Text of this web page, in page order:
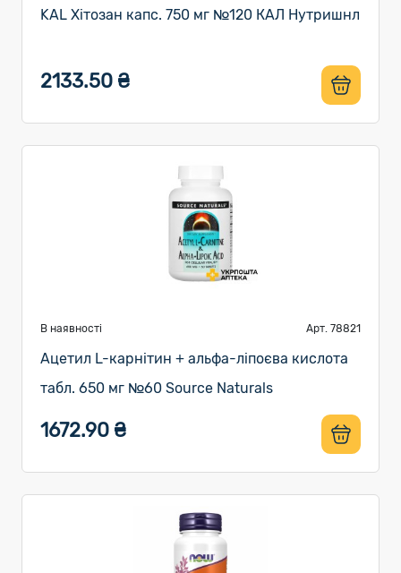
KAL Хітозан капс. 750 мг №120 КАЛ Нутришнл
2133.50 ₴
В наявності Арт. 78821
Ацетил L-карнітин + альфа-ліпоєва кислота
табл. 650 мг №60 Source Naturals
1672.90 ₴